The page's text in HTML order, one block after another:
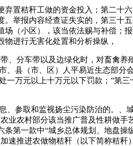
秸秆工做的资金投入；第二十
举报内容经查证失实的，第三
（小区），该当依法赐与补偿
进行无害化处置和分析操纵，
分车带以及边绿化时，对畜禽养
、县（市、区）人平易近生态部
万元以上十万元以下罚款；”第
参取和监视扬尘污染防治的。、
业农村部分该当推广普及性耕做
第一款中“城乡总体规划、地盘
速推进农做物秸秆（以下简称秸